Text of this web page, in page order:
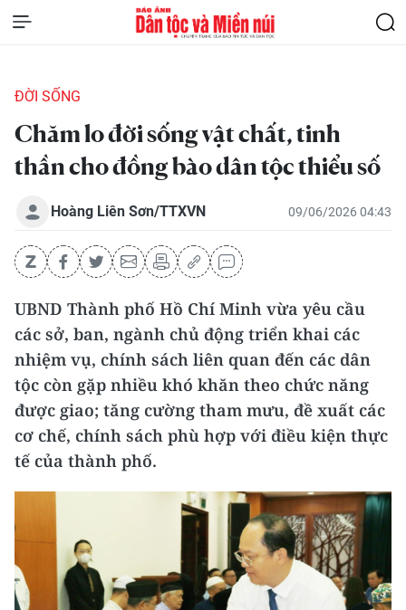
ĐỜI SỐNG
Chăm lo đời sống vật chất, tinh
thần cho đồng bào dân tộc thiểu số
Hoàng Liên Sơn/TTXVN 09/06/2026 04:43
UBND Thành phố Hồ Chí Minh vừa yêu cầu
các sở, ban, ngành chủ động triển khai các
nhiệm vụ, chính sách liên quan đến các dân
tộc còn gặp nhiều khó khăn theo chức năng
được giao; tăng cường tham mưu, đề xuất các
cơ chế, chính sách phù hợp với điều kiện thực
tế của thành phố.